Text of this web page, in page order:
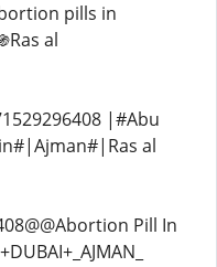
pills in
al
|#Abu
al
Pill In